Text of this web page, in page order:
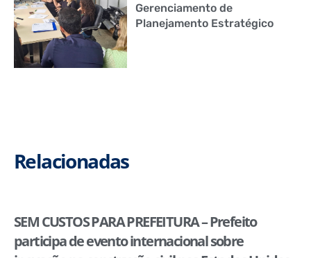
Gerenciamento de
Planejamento Estratégico
Relacionadas
SEM CUSTOS PARA PREFEITURA – Prefeito
participa de evento internacional sobre